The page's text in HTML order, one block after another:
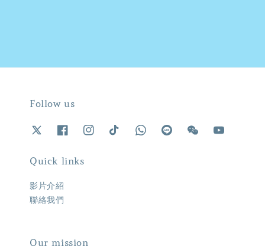
Follow us
Quick links
影片介紹
聯絡我們
Our mission